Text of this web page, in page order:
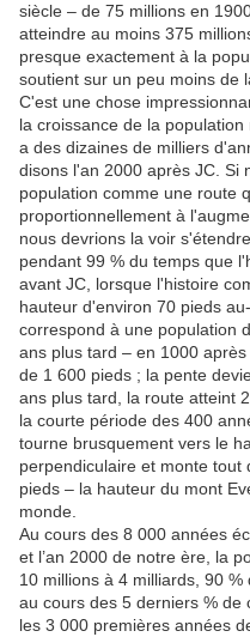
siècle – de 75 millions en
atteindre au moins 375
presque exactement à la
soutient sur un peu moins de
C'est une chose
la croissance de la
a des dizaines de milliers
disons l'an 2000 après JC. Si
population comme une route
proportionnellement à
nous devrions la voir
pendant 99 % du temps que
avant JC, lorsque l'histoire
hauteur d'environ 70 pieds
correspond à une population
ans plus tard – en 1000
de 1 600 pieds ; la pente
ans plus tard, la route atteint
la courte période des 400
tourne brusquement vers le
perpendiculaire et monte
pieds – la hauteur du mont
monde.
Au cours des 8 000 années
et l’an 2000 de notre ère, la
10 millions à 4 milliards, 90
au cours des 5 derniers % de
les 3 000 premières années